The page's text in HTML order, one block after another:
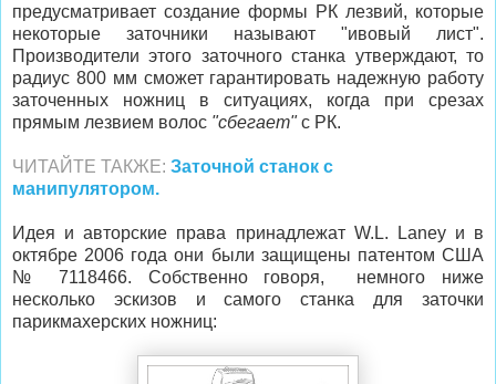
предусматривает создание формы РК лезвий, которые
некоторые заточники называют "ивовый лист".
Производители этого заточного станка утверждают, то
радиус 800 мм сможет гарантировать надежную работу
заточенных ножниц в ситуациях, когда при срезах
прямым лезвием волос "сбегает"с РК.
ЧИТАЙТЕ ТАКЖЕ: Заточной станок с
манипулятором.
Идея и авторские права принадлежат W.L. Lаnеy и в
октябре 2006 года они были защищены патентом США
№ 7118466. Собственно говоря, немного ниже
несколько эскизов и самого станка для заточки
парикмахерских ножниц: